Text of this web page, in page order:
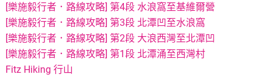
[樂施毅行者．路線攻略] 第4段 水浪窩至基維爾營
[樂施毅行者．路線攻略] 第3段 北潭凹至水浪窩
[樂施毅行者．路線攻略] 第2段 大浪西灣至北潭凹
[樂施毅行者．路線攻略] 第1段 北潭涌至西灣村
Fitz Hiking 行山